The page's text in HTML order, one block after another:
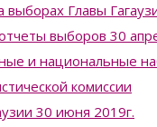
Главы
выборов 30
и национальные
комиссии
30 июня 2019г.